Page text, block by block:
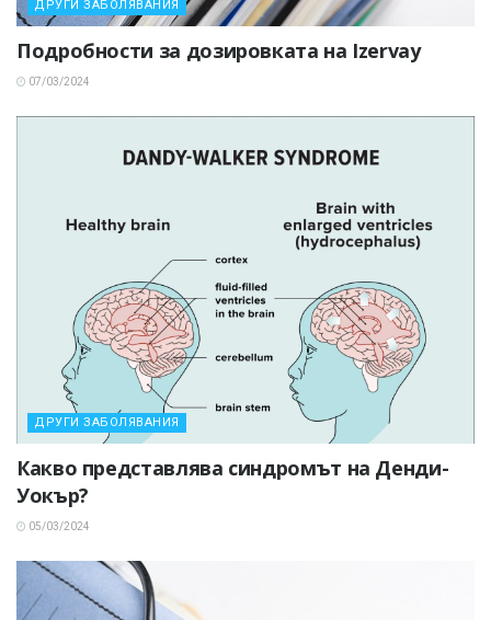
ДРУГИ ЗАБОЛЯВАНИЯ
Подробности за дозировката на Izervay
07/03/2024
ДРУГИ ЗАБОЛЯВАНИЯ
Какво представлява синдромът на Денди-
Уокър?
05/03/2024